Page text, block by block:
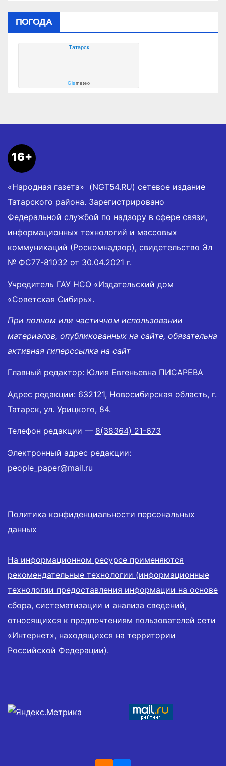
ПОГОДА
Татарск
Gismeteo
16+
«Народная газета» (NGT54.RU) сетевое издание
Татарского района. Зарегистрировано
Федеральной службой по надзору в сфере связи,
информационных технологий и массовых
коммуникаций (Роскомнадзор), свидетельство Эл
№ ФС77-81032 от 30.04.2021 г.
Учредитель ГАУ НСО «Издательский дом
«Советская Сибирь».
При полном или частичном использовании
материалов, опубликованных на сайте, обязательна
активная гиперссылка на сайт
Главный редактор: Юлия Евгеньевна ПИСАРЕВА
Адрес редакции: 632121, Новосибирская область, г.
Татарск, ул. Урицкого, 84.
Телефон редакции — 8(38364) 21-673
Электронный адрес редакции:
people_paper@mail.ru
Политика конфиденциальности персональных
данных
На информационном ресурсе применяются
рекомендательные технологии (информационные
технологии предоставления информации на основе
сбора, систематизации и анализа сведений,
относящихся к предпочтениям пользователей сети
«Интернет», находящихся на территории
Российской Федерации).